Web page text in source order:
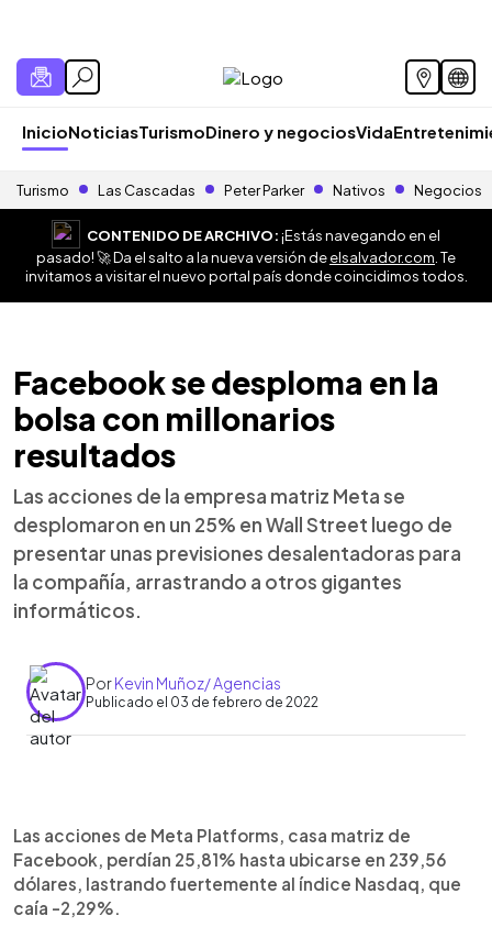
InicioNoticiasTurismoDinero y negociosVida
Turismo Las Cascadas Peter Parker Nativos Negocios
CONTENIDO DE ARCHIVO:¡Estás navegando en el
pasado! 🚀 Da el salto a la nueva versión deelsalvador.com . Te
invitamos a visitar el nuevo portal país donde coincidimos todos.
Facebook se desploma en la
bolsa con millonarios
resultados
Las acciones de la empresa matriz Meta se
desplomaron en un 25% en Wall Street luego de
presentar unas previsiones desalentadoras para
la compañía, arrastrando a otros gigantes
informáticos.
PorKevin Muñoz/ Agencias
Publicado el 03 de febrero de 2022
► Escuchar artículo
Las acciones de Meta Platforms, casa matriz de
Facebook, perdían 25,81% hasta ubicarse en 239,56
dólares, lastrando fuertemente al índice Nasdaq, que
caía -2,29%.